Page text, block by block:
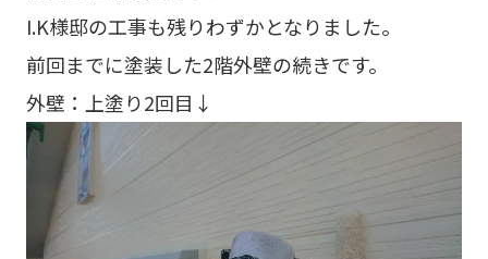
I.K様邸の工事も残りわずかとなりました。
前回までに塗装した2階外壁の続きです。
外壁：上塗り2回目↓